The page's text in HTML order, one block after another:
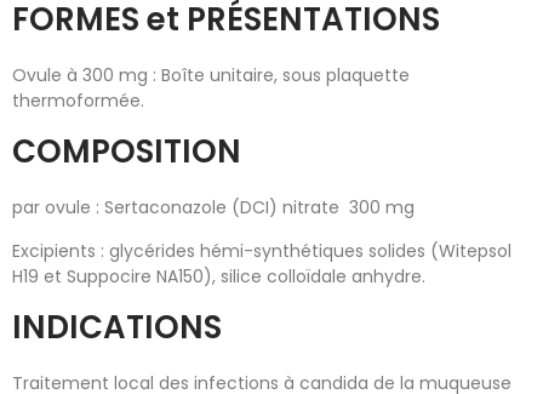
FORMES et PRÉSENTATIONS
Ovule à 300 mg : Boîte unitaire, sous plaquette
thermoformée.
COMPOSITION
par ovule : Sertaconazole (DCI) nitrate 300 mg
Excipients : glycérides hémi-synthétiques solides (Witepsol
H19 et Suppocire NA150), silice colloïdale anhydre.
INDICATIONS
Traitement local des infections à candida de la muqueuse